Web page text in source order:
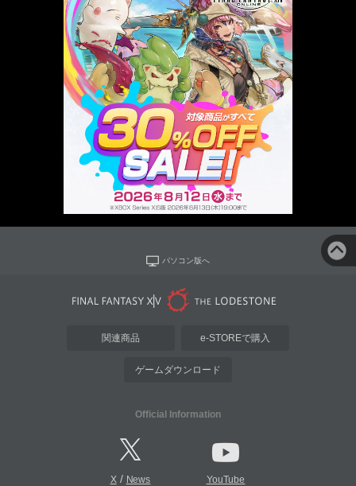
パソコン版へ
関連商品 e-STOREで購入
ゲームダウンロード
Official Information
X/ News YouTube